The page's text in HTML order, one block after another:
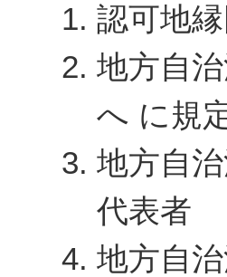
認可地
地方自
へ に規
地方自
代表者
地方自